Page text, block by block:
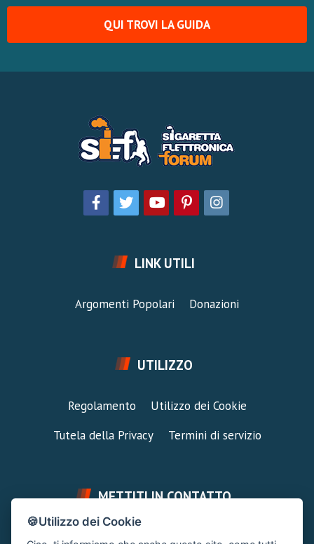
QUI TROVI LA GUIDA
LINK UTILI
Argomenti Popolari Donazioni
UTILIZZO
Regolamento
Utilizzo dei Cookie
Tutela della Privacy
Termini di servizio
METTITI IN CONTATTO
FAI UNA DOMANDA
🍪Utilizzo dei Cookie